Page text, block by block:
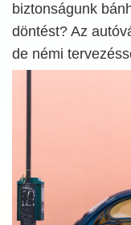
biztonságunk
döntést? Az
de némi